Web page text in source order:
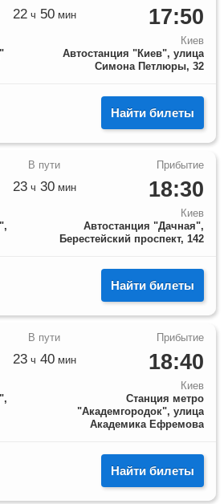
17:50
Киев
Автостанция "Киев", улица
Симона Петлюры, 32
22ч 50мин
Найти билеты
18:30
Киев
Автостанция "Дачная",
Берестейский проспект, 142
23ч 30мин
Найти билеты
18:40
Киев
Станция метро
"Академгородок", улица
Академика Ефремова
23ч 40мин
Найти билеты